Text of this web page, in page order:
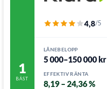
1
BÄST
4,8/5
LÅNEBELOPP
5 000–150 000 kr
EFFEKTIV RÄNTA
8,19 – 24,36 %